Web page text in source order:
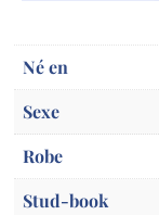
Né en
Sexe
Robe
Stud-book